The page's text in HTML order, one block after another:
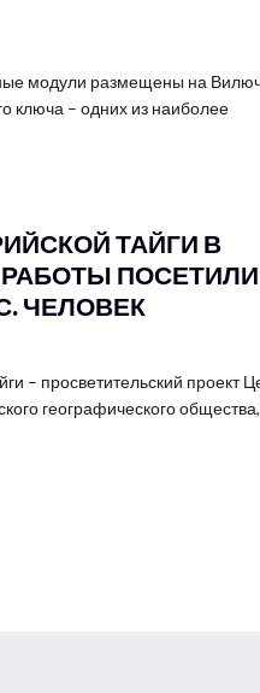
модули размещены на
ключа – одних из наиболее
ТАЙГИ В
ПОСЕТИЛИ
ЧЕЛОВЕК
– просветительский проект
географического общества,